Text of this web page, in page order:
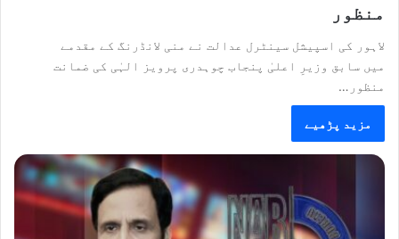
منظور
لاہور کی اسپیشل سینٹرل عدالت نے منی لانڈرنگ کے مقدمے
میں سابق وزیرِ اعلیٰ پنجاب چوہدری پرویز الہٰی کی ضمانت
منظور…
مزید پڑھیے